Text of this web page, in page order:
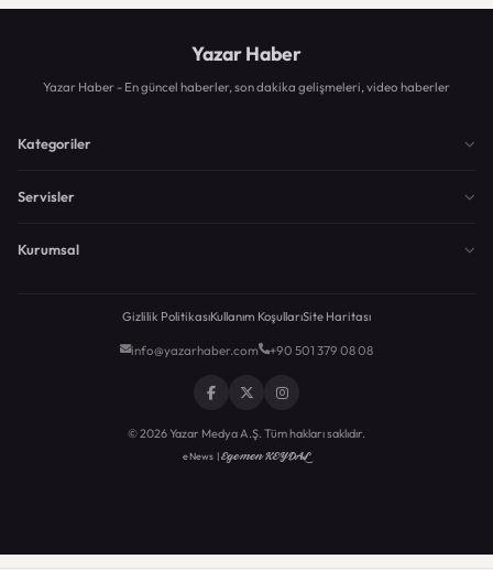
Yazar Haber
Yazar Haber - En güncel haberler, son dakika gelişmeleri, video haberler
Kategoriler
Servisler
Kurumsal
Gizlilik PolitikasıKullanım KoşullarıSite Haritası
info@yazarhaber.com +90 501 379 08 08
© 2026 Yazar Medya A.Ş. Tüm hakları saklıdır.
eNews |Egemen KEYDAL